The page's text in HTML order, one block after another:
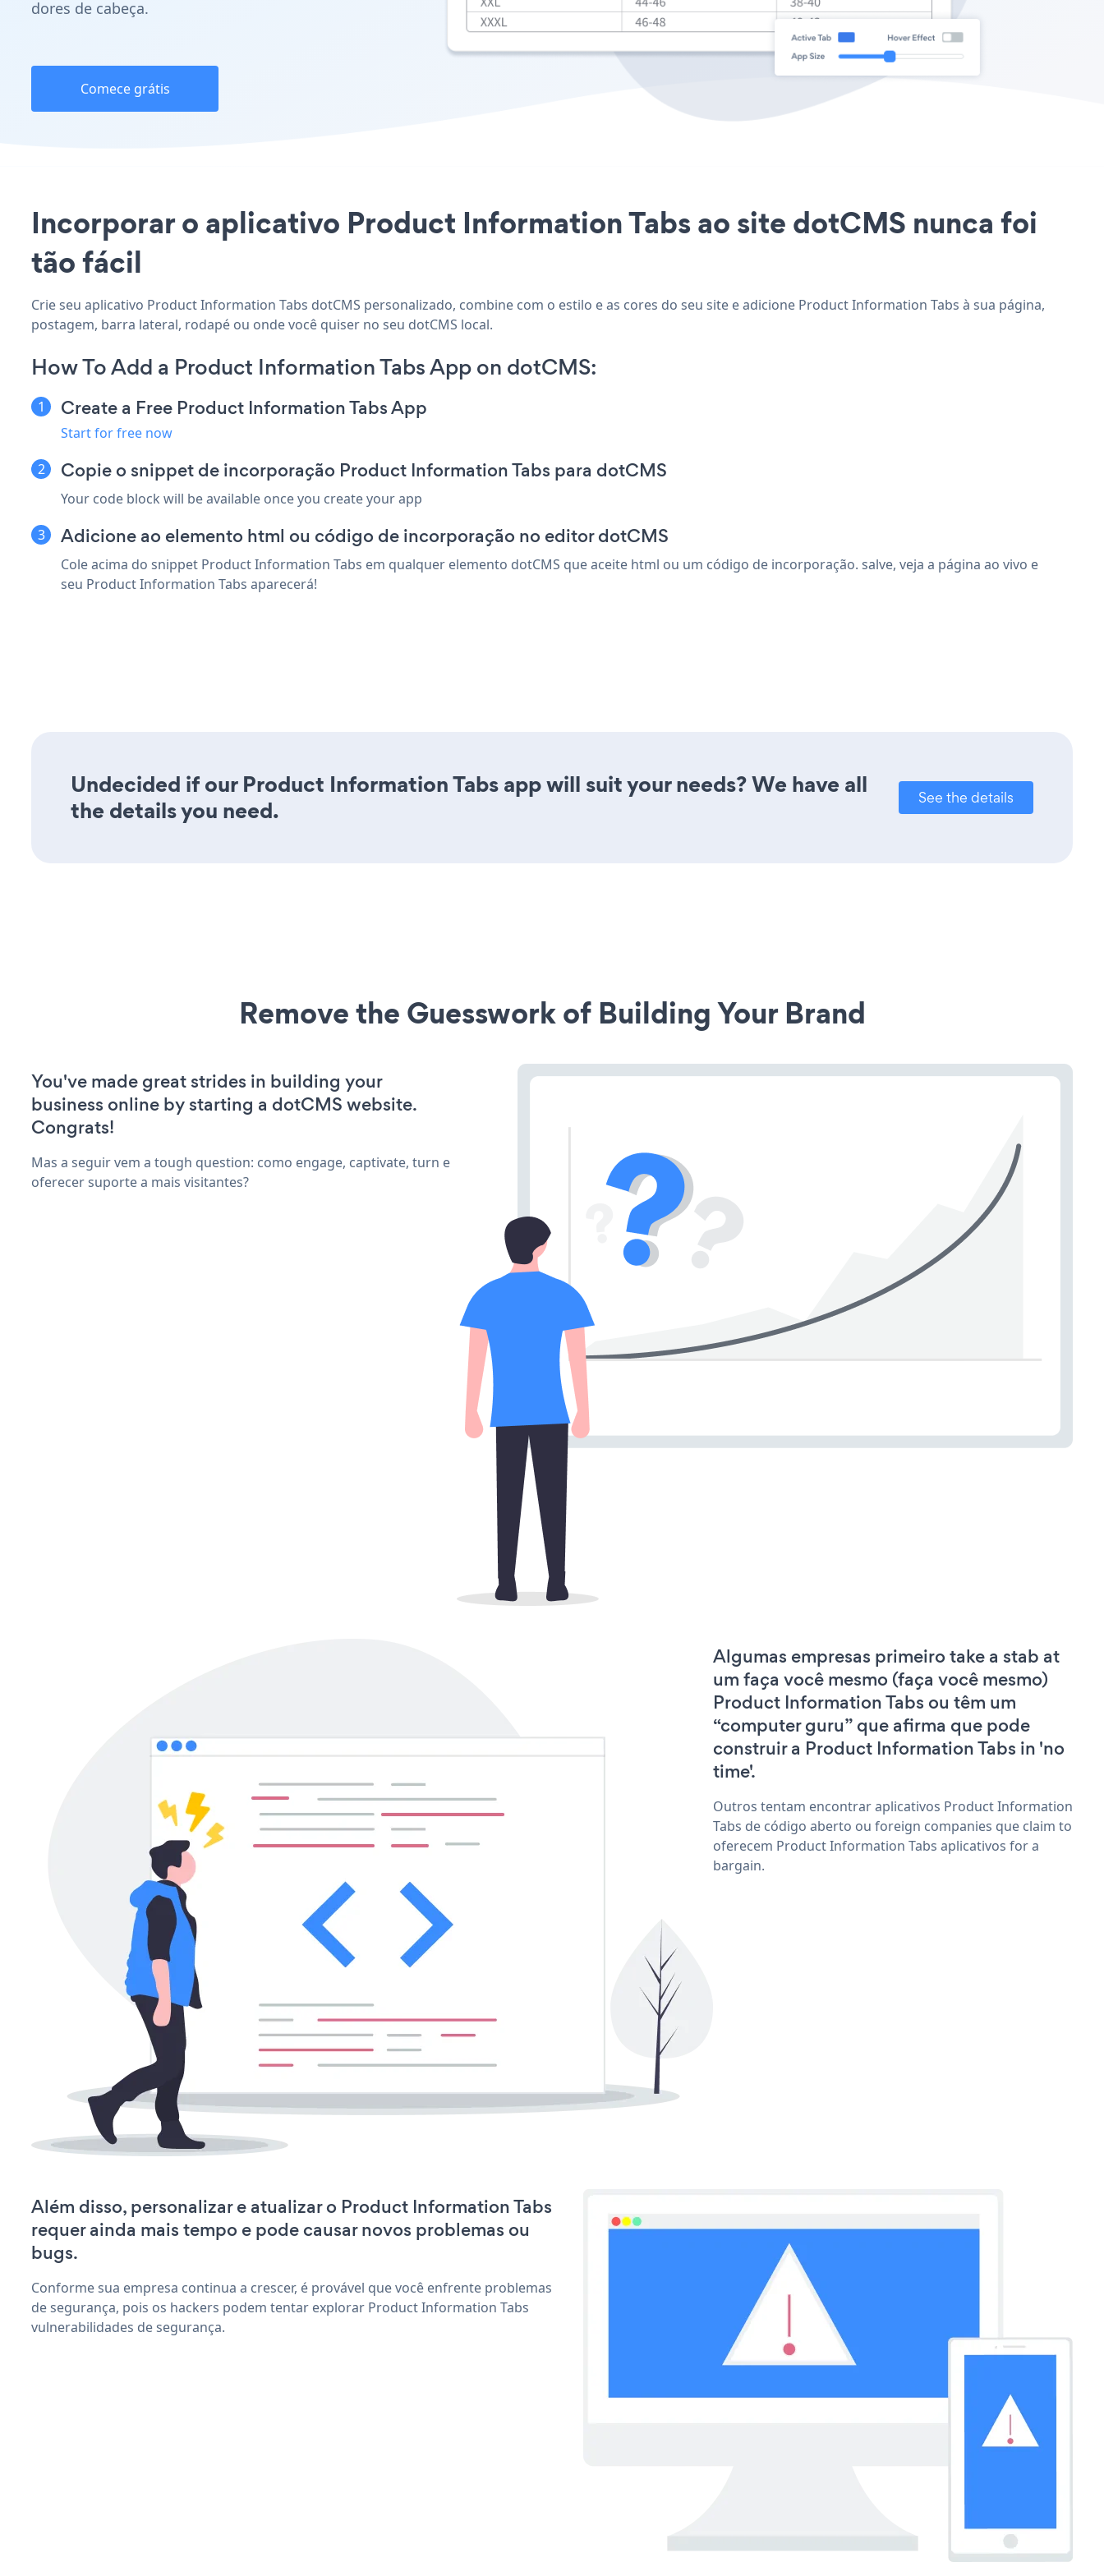
dores de cabeça.
Comece grátis
Incorporar o aplicativo Product Information Tabs ao site dotCMS nunca foi
tão fácil
Crie seu aplicativo Product Information Tabs dotCMS personalizado, combine com o estilo e as cores do seu site e adicione Product Information Tabs à sua página,
postagem, barra lateral, rodapé ou onde você quiser no seu dotCMS local.
How To Add a Product Information Tabs App on dotCMS:
Create a Free Product Information Tabs App
Start for free now
Copie o snippet de incorporação Product Information Tabs para dotCMS
Your code block will be available once you create your app
Adicione ao elemento html ou código de incorporação no editor dotCMS
Cole acima do snippet Product Information Tabs em qualquer elemento dotCMS que aceite html ou um código de incorporação. salve, veja a página ao vivo e
seu Product Information Tabs aparecerá!
Undecided if our Product Information Tabs app will suit your needs? We have all
the details you need.
See the details
Remove the Guesswork of Building Your Brand
You've made great strides in building your
business online by starting a dotCMS website.
Congrats!
Mas a seguir vem a tough question: como engage, captivate, turn e
oferecer suporte a mais visitantes?
Algumas empresas primeiro take a stab at
um faça você mesmo (faça você mesmo)
Product Information Tabs ou têm um
“computer guru” que afirma que pode
construir a Product Information Tabs in 'no
time'.
Outros tentam encontrar aplicativos Product Information
Tabs de código aberto ou foreign companies que claim to
oferecem Product Information Tabs aplicativos for a
bargain.
Além disso, personalizar e atualizar o Product Information Tabs
requer ainda mais tempo e pode causar novos problemas ou
bugs.
Conforme sua empresa continua a crescer, é provável que você enfrente problemas
de segurança, pois os hackers podem tentar explorar Product Information Tabs
vulnerabilidades de segurança.